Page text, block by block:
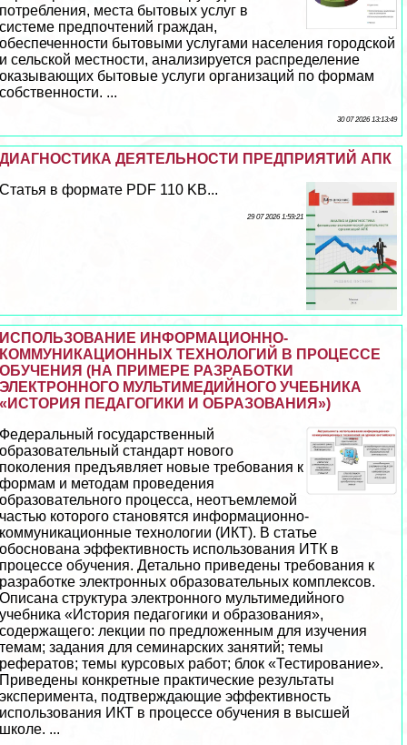
потрeбления, места бытовых услуг в
системе предпочтений граждан,
обеспеченности бытовыми услугами населения городской
и сельской местности, анализируется распределение
оказывающих бытовые услуги организаций по формам
собственности. ...
30 07 2026 13:13:49
ДИАГНОСТИКА ДЕЯТЕЛЬНОСТИ ПРЕДПРИЯТИЙ АПК
Статья в формате PDF 110 KB...
29 07 2026 1:59:21
ИСПОЛЬЗОВАНИЕ ИНФОРМАЦИОННО-
КОММУНИКАЦИОННЫХ ТЕХНОЛОГИЙ В ПРОЦЕССЕ
ОБУЧЕНИЯ (НА ПРИМЕРЕ РАЗРАБОТКИ
ЭЛЕКТРОННОГО МУЛЬТИМЕДИЙНОГО УЧЕБНИКА
«ИСТОРИЯ ПЕДАГОГИКИ И ОБРАЗОВАНИЯ»)
Федеральный государственный
образовательный стандарт нового
поколения предъявляет новые требования к
формам и методам проведения
образовательного процесса, неотъемлемой
частью которого становятся информационно-
коммуникационные технологии (ИКТ). В статье
обоснована эффективность использования ИТК в
процессе обучения. Детально приведены требования к
разработке электронных образовательных комплексов.
Описана структура электронного мультимедийного
учебника «История педагогики и образования»,
содержащего: лекции по предложенным для изучения
темам; задания для семинарских занятий; темы
рефератов; темы курсовых работ; блок «Тестирование».
Приведены конкретные пpaктические результаты
эксперимента, подтверждающие эффективность
использования ИКТ в процессе обучения в высшей
школе. ...